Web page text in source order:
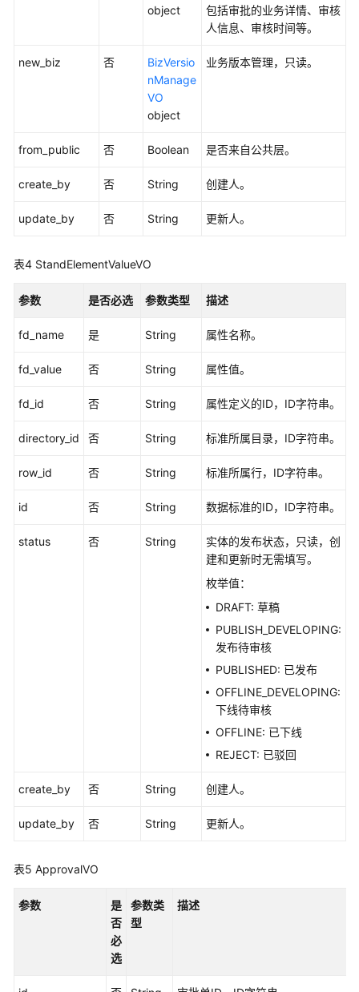
获
合
ListAllStandards
CreateStandard
UpdateStandard
据
object
包括审批的业务详情、审核
人信息、审核时间等。
new_biz 否
BizVersio
nManage
VO
object
业务版本管理，只读。
from_public 否 Boolean 是否来自公共层。
create_by 否 String 创建人。
update_by 否 String 更新人。
表4 StandElementValueVO
参数 是否必选 参数类型 描述
fd_name 是 String 属性名称。
fd_value 否 String 属性值。
fd_id 否 String 属性定义的ID，ID字符串。
directory_id 否 String 标准所属目录，ID字符串。
row_id 否 String 标准所属行，ID字符串。
id 否 String 数据标准的ID，ID字符串。
status 否 String
实体的发布状态，只读，创
建和更新时无需填写。
枚举值：
DRAFT: 草稿
PUBLISH_DEVELOPING:
发布待审核
PUBLISHED: 已发布
OFFLINE_DEVELOPING:
下线待审核
OFFLINE: 已下线
REJECT: 已驳回
create_by 否 String 创建人。
update_by 否 String 更新人。
表5 ApprovalVO
参数
是
否
必
选
参数类
型
描述